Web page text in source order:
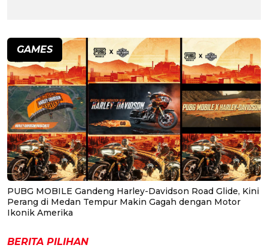
GAMES
PUBG MOBILE Gandeng Harley-Davidson Road Glide, Kini
Perang di Medan Tempur Makin Gagah dengan Motor
Ikonik Amerika
BERITA PILIHAN